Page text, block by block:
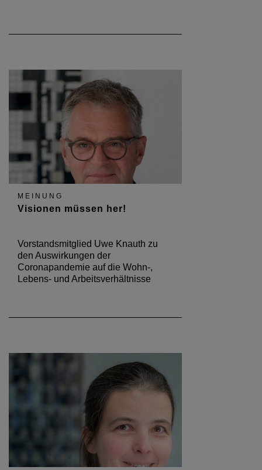
MEINUNG
Visionen müssen her!
Vorstandsmitglied Uwe Knauth zu
den Auswirkungen der
Coronapandemie auf die Wohn-,
Lebens- und Arbeitsverhältnisse